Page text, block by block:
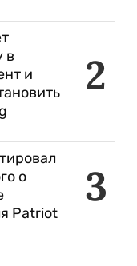
2
в
и
3
о
Patriot